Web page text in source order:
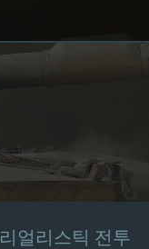
리얼리스틱 전투